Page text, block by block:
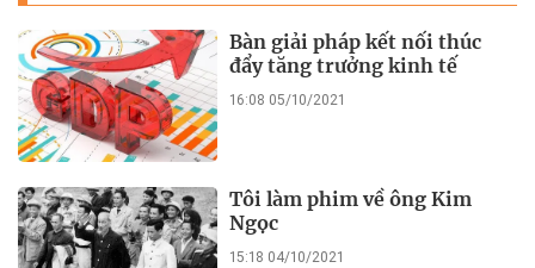
Bàn giải pháp kết nối thúc
đẩy tăng trưởng kinh tế
16:08 05/10/2021
Tôi làm phim về ông Kim
Ngọc
15:18 04/10/2021